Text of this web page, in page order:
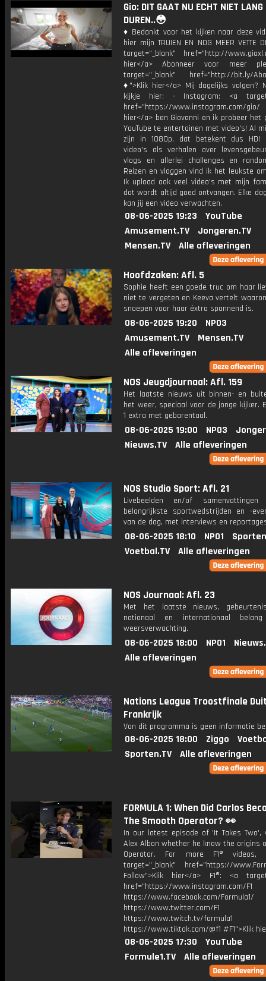
Gio: DIT GAAT NU ECHT NIET LANG
DUREN..😳
♦ Bedankt voor het kijken naar deze
hier mijn TRUIEN EN NOG MEER VETTE
target="_blank" href="http://
hier</a> Abonneer voor meer
target="_blank" href="http://bit.ly/
♦">Klik hier</a> Mij dagelijks volgen?
kijkje hier: - Instagram: <a
href="https://www.instagram.com/
hier</a> ben Giovanni en ik probeer het
YouTube te entertainen met video's! Al
zijn in 1080p, dat betekent dus HD!
video's als verhalen over
vlogs en allerlei challenges en
Reizen en vloggen vind ik het leukste
Ik upload ook veel video's met mijn
dat wordt altijd goed ontvangen. Elke
kan jij een video verwachten.
08-06-2025 19:23
YouTube
Amusement.TV
Jongeren.TV
Mensen.TV
Alle afleveringen
Hoofdzaken: Afl. 5
Sophie heeft een goede truc om haar
niet te vergeten en Keeva vertelt
snoepen voor haar éxtra spannend is.
08-06-2025 19:20
NPO3
Amusement.TV
Mensen.TV
Alle afleveringen
NOS Jeugdjournaal: Afl. 159
Het laatste nieuws uit binnen- en
het weer, speciaal voor de jonge kijker.
1 extra met gebarentaal.
08-06-2025 19:00 NPO3
Nieuws.TV
Alle afleveringen
NOS Studio Sport: Afl. 21
Livebeelden en/of
belangrijkste sportwedstrijden en -
van de dag, met interviews en
08-06-2025 18:10 NPO1
Voetbal.TV
Alle afleveringen
NOS Journaal: Afl. 23
Met het laatste nieuws,
nationaal en internationaal
weersverwachting.
08-06-2025 18:00 NPO1
Alle afleveringen
Nations League Troostfinale
Frankrijk
Van dit programma is geen informatie
08-06-2025 18:00 Ziggo
Sporten.TV
Alle afleveringen
FORMULA 1: When Did Carlos
The Smooth Operator? 👀
In our latest episode of 'It Takes Two',
Alex Albon whether he know the origins
Operator. For more F1®
target="_blank" href="https://
Follow">Klik hier</a> F1®: <a
href="https://www.instagram.com/F1
https://www.facebook.com/Formula1/
https://www.twitter.com/F1
https://www.twitch.tv/formula1
https://www.tiktok.com/@f1 #F1">Klik
08-06-2025 17:30
YouTube
Formule1.TV
Alle afleveringen